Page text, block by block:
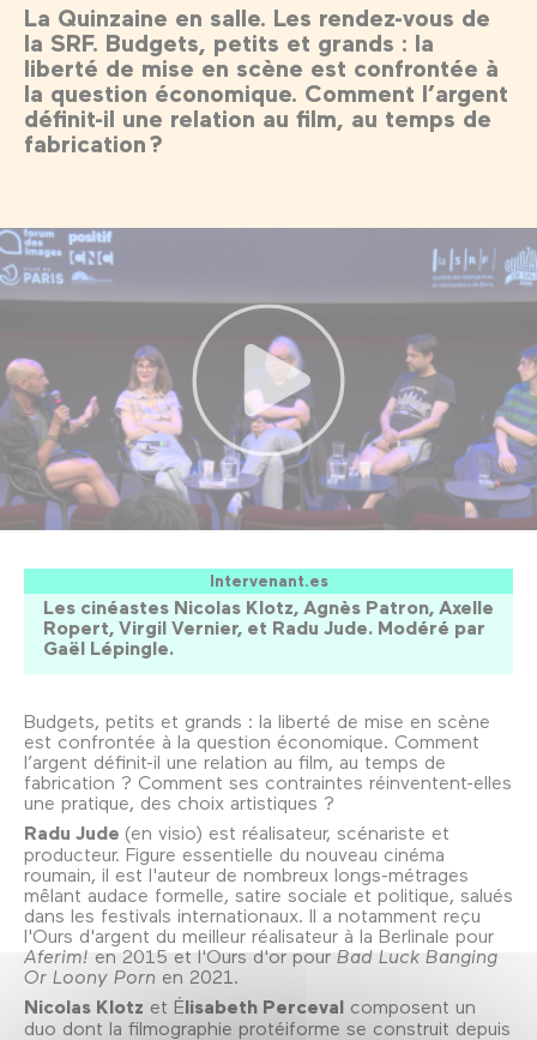
La Quinzaine en salle. Les rendez-vous de
la SRF. Budgets, petits et grands : la
liberté de mise en scène est confrontée à
la question économique. Comment l’argent
définit-il une relation au film, au temps de
fabrication ?
Intervenant.es
Les cinéastes Nicolas Klotz, Agnès Patron, Axelle
Ropert, Virgil Vernier, et Radu Jude. Modéré par
Gaël Lépingle.
Budgets, petits et grands : la liberté de mise en scène
est confrontée à la question économique. Comment
l’argent définit-il une relation au film, au temps de
fabrication ? Comment ses contraintes réinventent-elles
une pratique, des choix artistiques ?
Radu Jude (en visio) est réalisateur, scénariste et
producteur. Figure essentielle du nouveau cinéma
roumain, il est l'auteur de nombreux longs-métrages
mêlant audace formelle, satire sociale et politique, salués
dans les festivals internationaux. Il a notamment reçu
l'Ours d'argent du meilleur réalisateur à la Berlinale pour
Aferim! en 2015 et l'Ours d'or pourBad Luck Banging
Or Loony Porn en 2021.
Nicolas Klotz et Élisabeth Perceval composent un
duo dont la filmographie protéiforme se construit depuis